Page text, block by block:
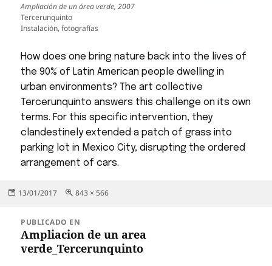
Ampliación de un área verde, 2007
Tercerunquinto
Instalación, fotografías
How does one bring nature back into the lives of
the 90% of Latin American people dwelling in
urban environments? The art collective
Tercerunquinto answers this challenge on its own
terms. For this specific intervention, they
clandestinely extended a patch of grass into
parking lot in Mexico City, disrupting the ordered
arrangement of cars.
Publicado
13/01/2017
Tamaño
843 × 566
entradas
PUBLICADO EN
Ampliacion de un area
verde_Tercerunquinto